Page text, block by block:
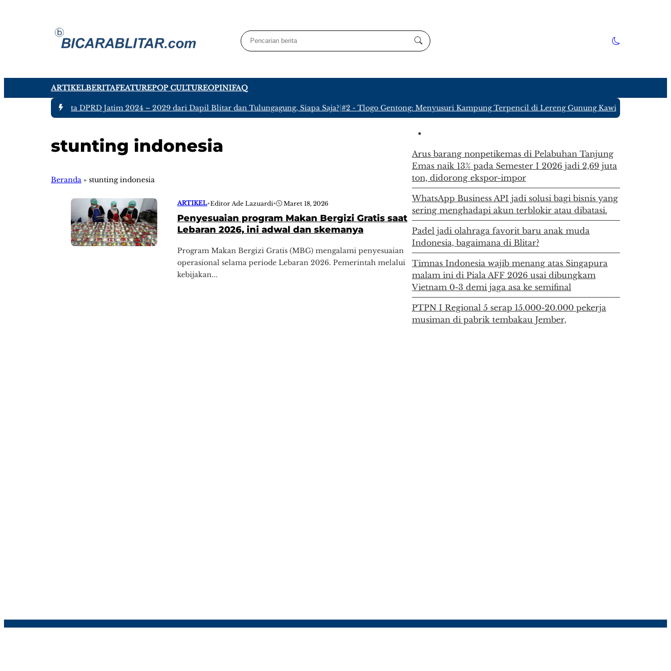
ARTIKELBERITAFEATUREPOP CULTUREOPINIFAQ
Ada tujuh Anggota DPRD Jatim 2024 – 2029 dari Dapil Blitar dan Tulungagung, Siapa Saja?|#2 - Tlogo Gentong: Menyusuri Kampung Terpencil di Lereng Gunung Kawi Blitar yang
stunting indonesia
Beranda » stunting indonesia
ARTIKEL•Editor Ade Lazuardi• Maret 18, 2026
Penyesuaian program Makan Bergizi Gratis saat
Lebaran 2026, ini adwal dan skemanya
Program Makan Bergizi Gratis (MBG) mengalami penyesuaian
operasional selama periode Lebaran 2026. Pemerintah melalui
kebijakan...
Arus barang nonpetikemas di Pelabuhan Tanjung
Emas naik 13% pada Semester I 2026 jadi 2,69 juta
ton, didorong ekspor-impor
WhatsApp Business API jadi solusi bagi bisnis yang
sering menghadapi akun terblokir atau dibatasi.
Padel jadi olahraga favorit baru anak muda
Indonesia, bagaimana di Blitar?
Timnas Indonesia wajib menang atas Singapura
malam ini di Piala AFF 2026 usai dibungkam
Vietnam 0-3 demi jaga asa ke semifinal
PTPN I Regional 5 serap 15.000-20.000 pekerja
musiman di pabrik tembakau Jember,